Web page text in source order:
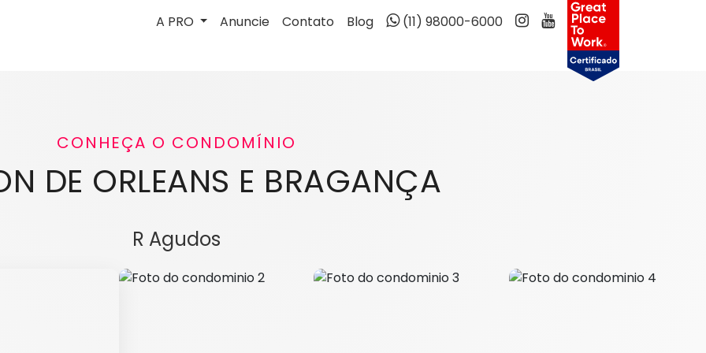
A PRO Anuncie Contato Blog (11) 98000-6000
CONHEÇA O CONDOMÍNIO
DE ORLEANS E BRAGANÇA
R Agudos